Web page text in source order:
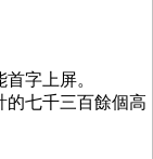
字上屏。
的七千三百餘個高